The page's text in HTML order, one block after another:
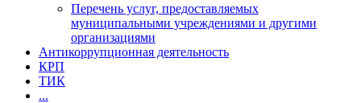
Перечень услуг, предоставляемых
муниципальными учреждениями и другими
организациями
Антикоррупционная деятельность
КРП
ТИК
...